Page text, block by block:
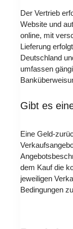
Der Vertrieb
Website und
online, mit
Lieferung
Deutschland
umfassen
Gibt es
Eine Geld-
dem Kauf die
jeweiligen
Bedingungen